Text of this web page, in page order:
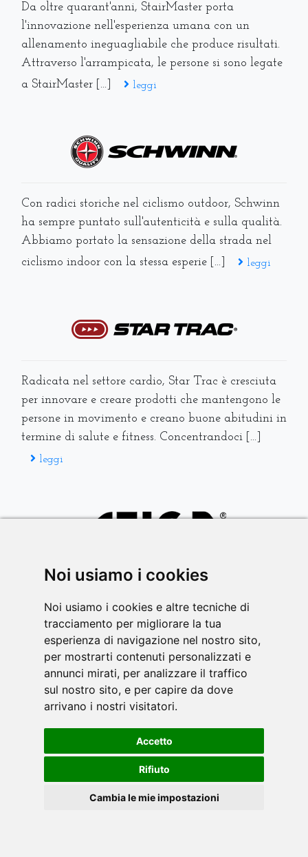
Noi usiamo i cookies
Noi usiamo i cookies e altre tecniche di
tracciamento per migliorare la tua
esperienza di navigazione nel nostro sito,
per mostrarti contenuti personalizzati e
annunci mirati, per analizzare il traffico
sul nostro sito, e per capire da dove
arrivano i nostri visitatori.
Accetto
Rifiuto
Cambia le mie impostazioni
Da oltre quarant'anni, StairMaster porta
l'innovazione nell'esperienza umana con un
allenamento ineguagliabile che produce risultati.
Attraverso l'arrampicata, le persone si sono legate
a StairMaster [...]
leggi
Con radici storiche nel ciclismo outdoor, Schwinn
ha sempre puntato sull'autenticità e sulla qualità.
Abbiamo portato la sensazione della strada nel
ciclismo indoor con la stessa esperie [...]
leggi
Radicata nel settore cardio, Star Trac è cresciuta
per innovare e creare prodotti che mantengono le
persone in movimento e creano buone abitudini in
termine di salute e fitness. Concentrandoci [...]
leggi
Da oltre 60 anni STIGA è leader mondiale nella
Garlando - dal 2008 Rivenditore Esclusivo per
l'Italia della linea hobby - commercializza una
selez [...]
leggi
Nasce alla fine del 2015 e comprende giochi su
ruote per bambini, ragazzi e adulti. Skateboard,